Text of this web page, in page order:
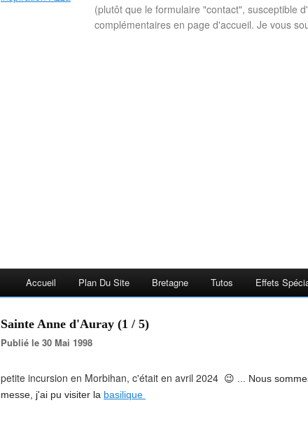
(plutôt que le formulaire "contact", susceptible
complémentaires en page d'accueil. Je vous
Accueil Plan Du Site Bretagne Tutos Effets
Sainte Anne d'Auray (1 / 5)
Publié le 30 Mai 1998
petite incursion en Morbihan, c'était en avril 2024 😉 ... Nous
messe, j'ai pu visiter la basilique